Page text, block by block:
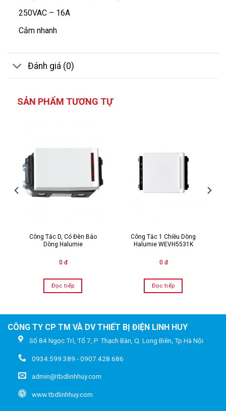
250VAC – 16A
Cắm nhanh
Đánh giá (0)
SẢN PHẨM TƯƠNG TỰ
Công Tắc D, Có Đèn Báo
Dòng Halumie
0 đ
Đọc tiếp
Công Tắc 1 Chiều Dòng
Halumie WEVH5531K
0 đ
Đọc tiếp
CÔNG TY CP TM VÀ DV THIẾT BỊ ĐIỆN LINH HUY
Số 84 Ngọc Trì, Tổ 7, P. Thạch Bàn, Q. Long Biên, Tp.Hà Nội
0934.599.389 - 0907.428.686
admin@tbdlinhhuy.com
www.tbdlinhhuy.com